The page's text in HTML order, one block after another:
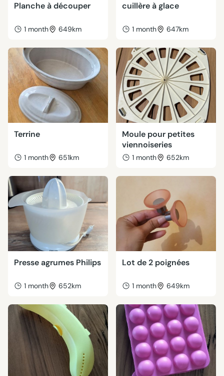
Planche à découper
1 month 649km
cuillère à glace
1 month 647km
Terrine
1 month 651km
Moule pour petites
viennoiseries
1 month 652km
Presse agrumes Philips
1 month 652km
Lot de 2 poignées
1 month 649km